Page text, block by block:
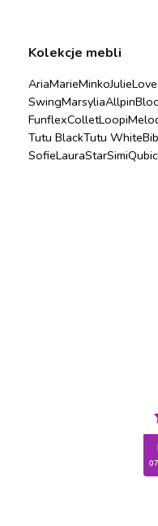
Kolekcje mebli
AriaMarieMinkoJulieLove
SwingMarsyliaAllpin
FunflexColletLoopi
Tutu BlackTutu White
SofieLauraStarSimiQubic